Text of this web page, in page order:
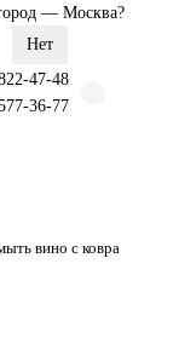
— Москва?
47-48
36-77
вино с ковра